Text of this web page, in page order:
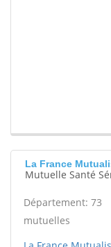
La France
Mutuelle Santé
Département: 73
mutuelles